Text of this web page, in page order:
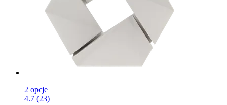
2 opcje
4.7 (23)